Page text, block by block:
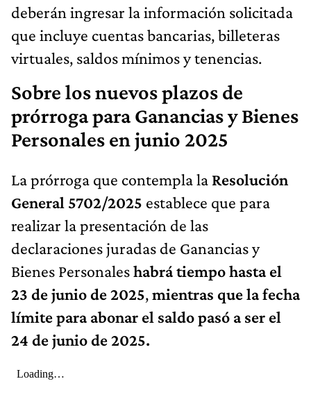
deberán ingresar la información solicitada
que incluye cuentas bancarias, billeteras
virtuales, saldos mínimos y tenencias.
Sobre los nuevos plazos de
prórroga para Ganancias y Bienes
Personales en junio 2025
La prórroga que contempla la Resolución
General 5702/2025 establece que para
realizar la presentación de las
declaraciones juradas de Ganancias y
Bienes Personaleshabrá tiempo hasta el
23 de junio de 2025,mientras que la fecha
límite para abonar el saldo pasó a ser el
24 de junio de 2025.